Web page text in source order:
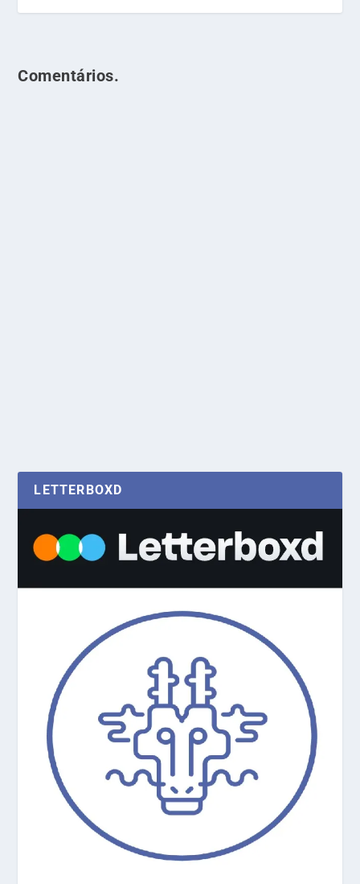
Comentários.
LETTERBOXD